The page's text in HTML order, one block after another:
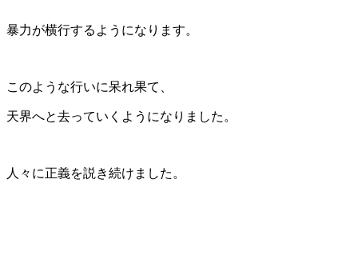
暴力が横行するようになります。
このような行いに呆れ果て、
天界へと去っていくようになりました。
人々に正義を説き続けました。